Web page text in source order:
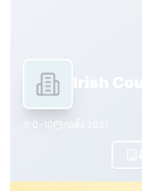
Irish
0-10 ก่อตั้ง